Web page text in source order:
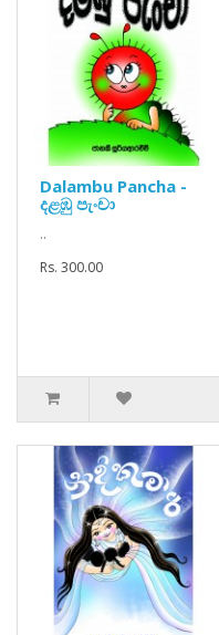
Dalambu Pancha -
දළඹු පැංචා
..
Rs. 300.00